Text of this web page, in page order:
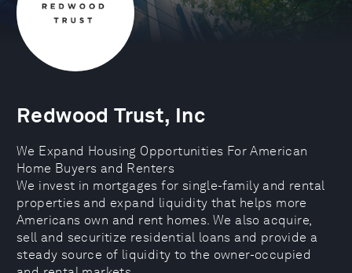
Redwood Trust, Inc
We Expand Housing Opportunities For American
Home Buyers and Renters
We invest in mortgages for single-family and rental
properties and expand liquidity that helps more
Americans own and rent homes. We also acquire,
sell and securitize residential loans and provide a
steady source of liquidity to the owner-occupied